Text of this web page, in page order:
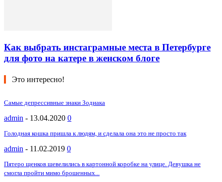
Как выбрать инстаграмные места в Петербурге
для фото на катере в женском блоге
Это интересно!
Самые депрессивные знаки Зодиака
admin - 13.04.2020 0
Голодная кошка пришла к людям, и сделала она это не просто так
admin - 11.02.2019 0
Пятеро щенков шевелились в картонной коробке на улице. Девушка не
смогла пройти мимо брошенных...